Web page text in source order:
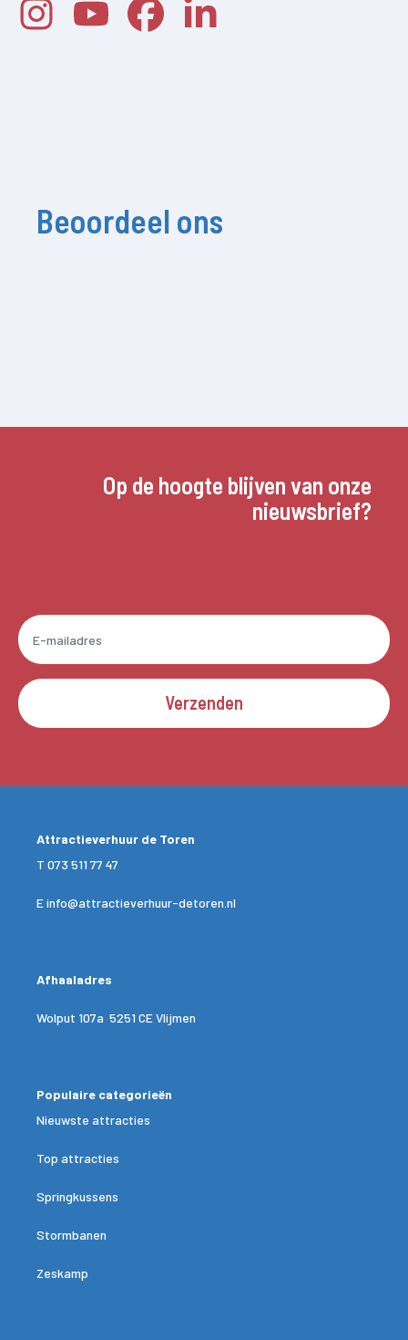
Beoordeel ons
Op de hoogte blijven van onze
nieuwsbrief?
Verzenden
Attractieverhuur de Toren
T 073 511 77 47
Einfo@attractieverhuur-detoren.nl
Afhaaladres
Wolput 107a 5251 CE Vlijmen
Populaire categorieën
Nieuwste attracties
Top attracties
Springkussens
Stormbanen
Zeskamp